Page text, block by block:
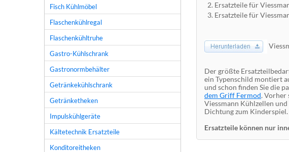
Ersatzteile für
Ersatzteile für
Der größte
ein Typenschild montiert
und schon finden Sie die
dem Griff Fermod. Vorher
Viessmann Kühlzellen
Dichtung zum Kinderspiel.
Ersatzteile können nur
Fisch Kühlmöbel
Flaschenkühlregal
Flaschenkühltruhe
Gastro-Kühlschrank
Gastronormbehälter
Getränkekühlschrank
Getränketheken
Impulskühlgeräte
Kältetechnik Ersatzteile
Konditoreitheken